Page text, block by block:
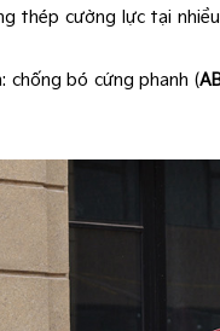
thép cường lực tại
chống bó cứng phanh (